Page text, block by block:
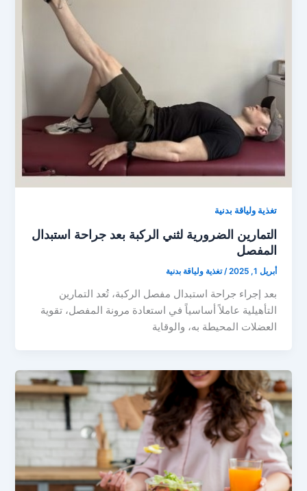
تغذية ولياقة بدنية
التمارين الضرورية لثني الركبة بعد جراحة استبدال
المفصل
أبريل 1, 2025 /تغذية ولياقة بدنية
بعد إجراء جراحة استبدال مفصل الركبة، تُعد التمارين
التأهيلية عاملاً أساسياً في استعادة مرونة المفصل، تقوية
العضلات المحيطة به، والوقاية